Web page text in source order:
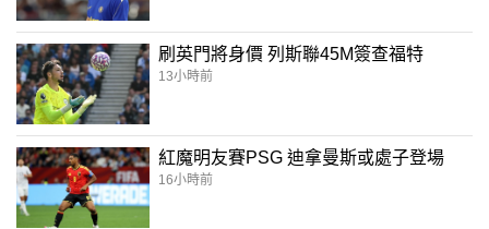
刷英門將身價 列斯聯45M簽查福特
13小時前
紅魔明友賽PSG 迪拿曼斯或處子登場
16小時前